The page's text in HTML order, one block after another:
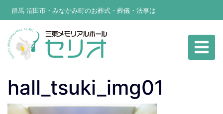
群馬 沼田市・みなかみ町のお葬式・葬儀・法事は
hall_tsuki_img01